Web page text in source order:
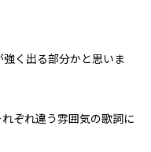
く出る部分かと思いま
ぞれ違う雰囲気の歌詞に